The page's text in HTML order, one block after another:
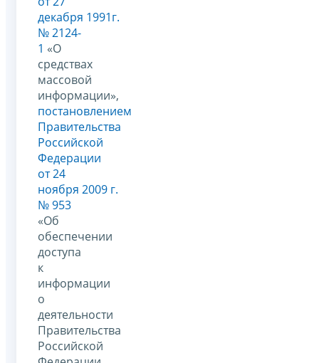
декабря 1991г.
№ 2124-
1 «О
средствах
массовой
информации»,
постановлением
Правительства
Российской
Федерации
от 24
ноября 2009 г.
№ 953
«Об
обеспечении
доступа
к
информации
о
деятельности
Правительства
Российской